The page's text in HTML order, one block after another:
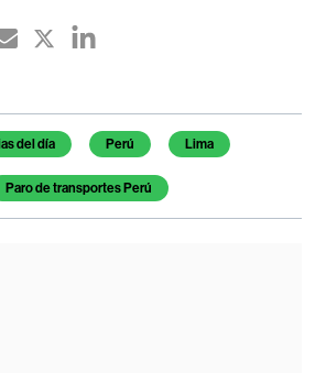
del día Perú Lima
Paro de transportes Perú